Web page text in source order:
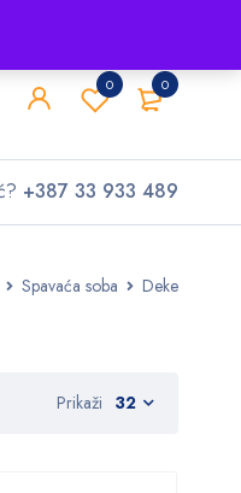
0
0
+387 33 933 489
Spavaća soba Deke
Prikaži 32